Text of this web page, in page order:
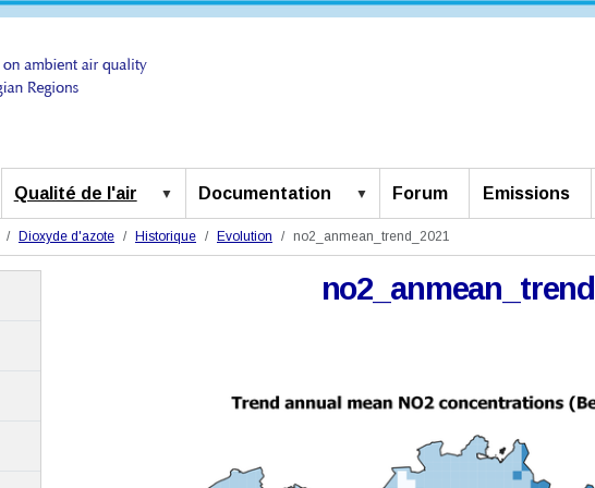
Qualité de l'air Documentation Forum Emissions
Dioxyde d'azote Historique Evolution no2_anmean_trend_2021